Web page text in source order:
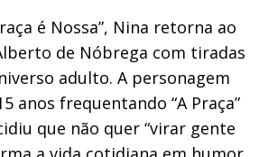
é Nossa”, Nina retorna ao
de Nóbrega com tiradas
adulto. A personagem
anos frequentando “A Praça”
que não quer “virar gente